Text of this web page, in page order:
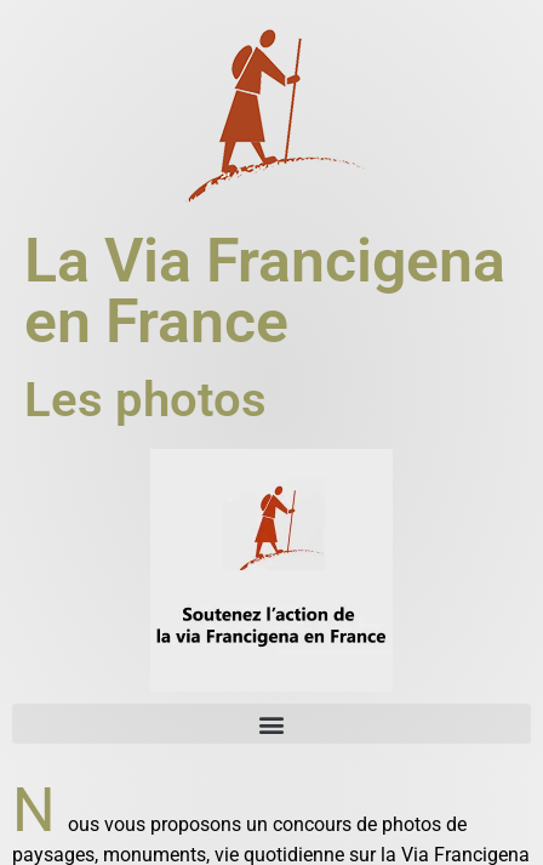
La Via Francigena
en France
Les photos
N
ous vous proposons un concours de photos de
paysages, monuments, vie quotidienne sur la Via Francigena